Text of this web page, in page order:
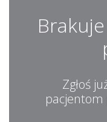
Zgłoś
pacjentom